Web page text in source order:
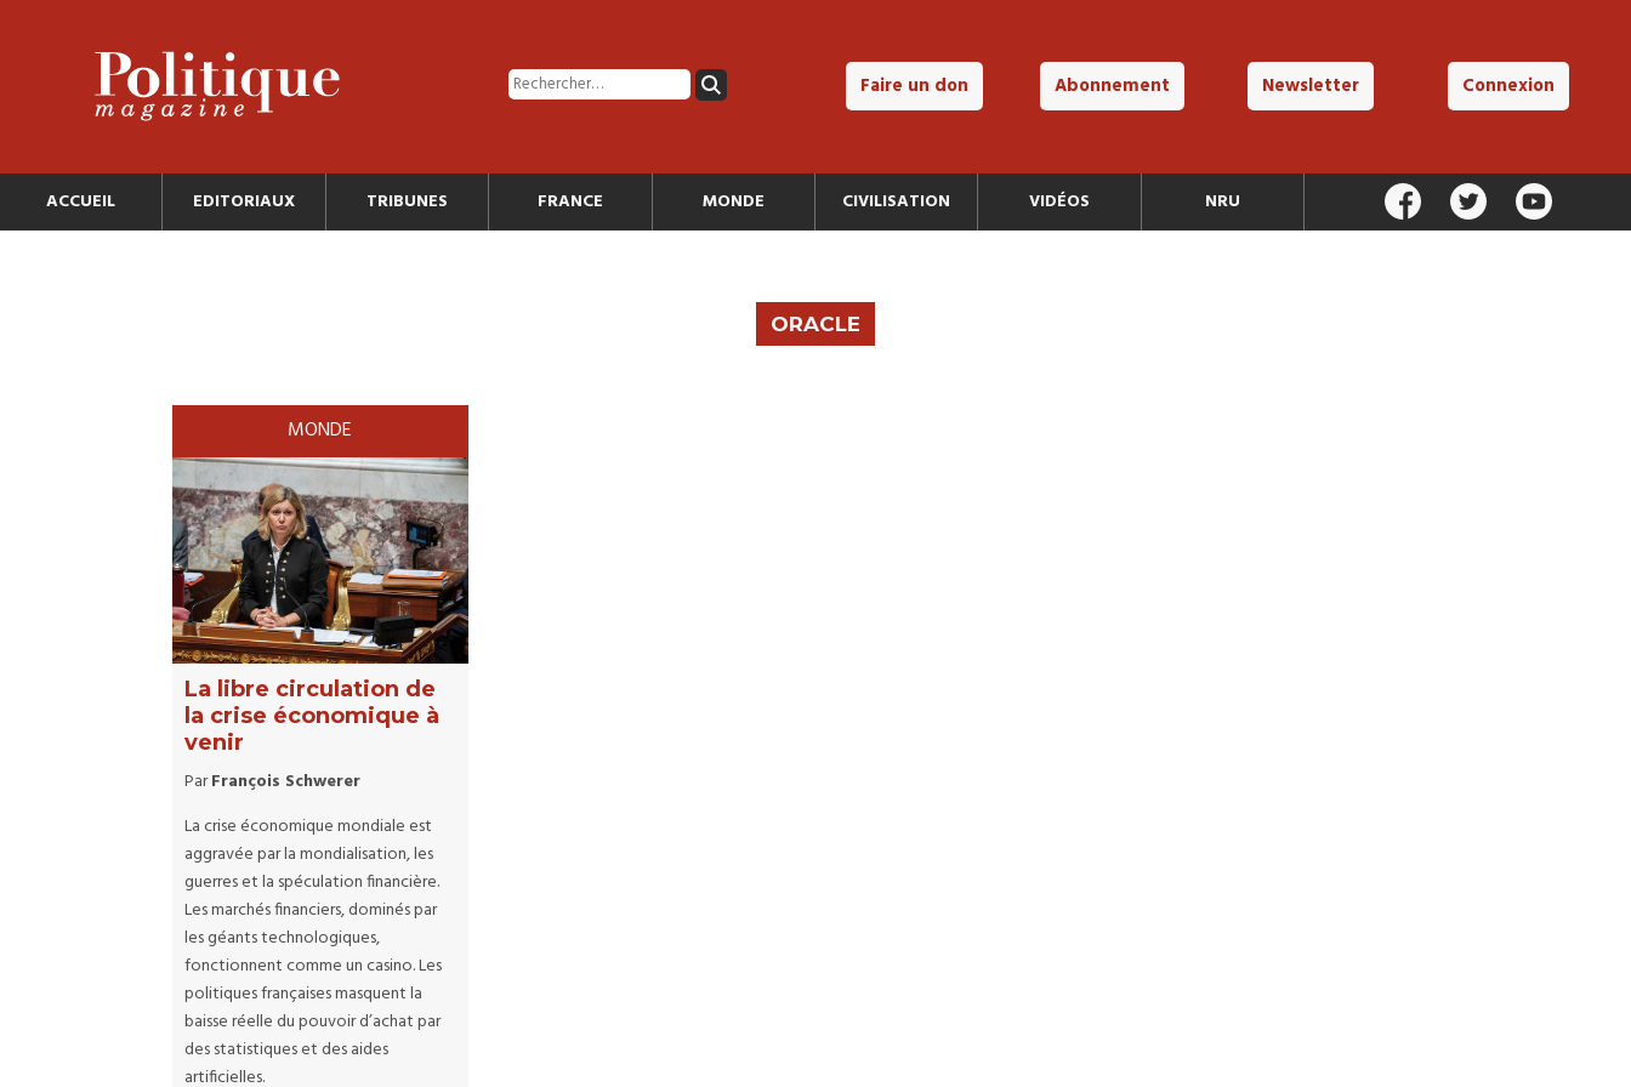
Faire un don Abonnement Newsletter Connexion
ACCUEIL EDITORIAUX TRIBUNES FRANCE MONDE CIVILISATION VIDÉOS NRU
ORACLE
MONDE
La libre circulation de
la crise économique à
venir
ParFrançois Schwerer
La crise économique mondiale est
aggravée par la mondialisation, les
guerres et la spéculation financière.
Les marchés financiers, dominés par
les géants technologiques,
fonctionnent comme un casino. Les
politiques françaises masquent la
baisse réelle du pouvoir d’achat par
des statistiques et des aides
artificielles.